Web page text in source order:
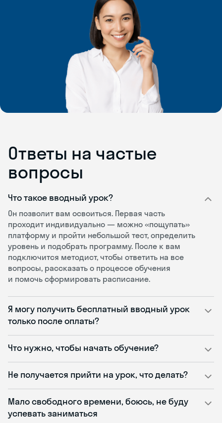
Ответы на частые
вопросы
Что такое вводный урок?
Он позволит вам освоиться. Первая часть
проходит индивидуально — можно «пощупать»
платформу и пройти небольшой тест, определить
уровень и подобрать программу. После к вам
подключится методист, чтобы ответить на все
вопросы, рассказать о процессе обучения
и помочь сформировать расписание.
Я могу получить бесплатный вводный урок
только после оплаты?
Что нужно, чтобы начать обучение?
Не получается прийти на урок, что делать?
Мало свободного времени, боюсь, не буду
успевать заниматься